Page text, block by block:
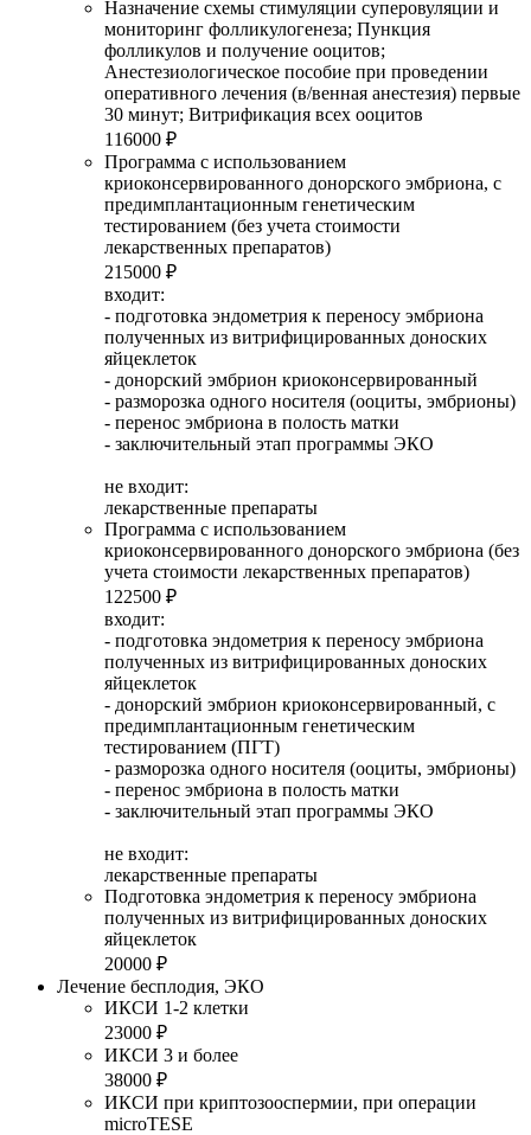
Назначение схемы стимуляции суперовуляции и
мониторинг фолликулогенеза; Пункция
фолликулов и получение ооцитов;
Анестезиологическое пособие при проведении
оперативного лечения (в/венная анестезия) первые
30 минут; Витрификация всех ооцитов
116000 ₽
Программа с использованием
криоконсервированного донорского эмбриона, с
предимплантационным генетическим
тестированием (без учета стоимости
лекарственных препаратов)
215000 ₽
входит:
- подготовка эндометрия к переносу эмбриона
полученных из витрифицированных доноских
яйцеклеток
- донорский эмбрион криоконсервированный
- разморозка одного носителя (ооциты, эмбрионы)
- перенос эмбриона в полость матки
- заключительный этап программы ЭКО
не входит:
лекарственные препараты
Программа с использованием
криоконсервированного донорского эмбриона (без
учета стоимости лекарственных препаратов)
122500 ₽
входит:
- подготовка эндометрия к переносу эмбриона
полученных из витрифицированных доноских
яйцеклеток
- донорский эмбрион криоконсервированный, с
предимплантационным генетическим
тестированием (ПГТ)
- разморозка одного носителя (ооциты, эмбрионы)
- перенос эмбриона в полость матки
- заключительный этап программы ЭКО
не входит:
лекарственные препараты
Подготовка эндометрия к переносу эмбриона
полученных из витрифицированных доноских
яйцеклеток
20000 ₽
Лечение бесплодия, ЭКО
ИКСИ 1-2 клетки
23000 ₽
ИКСИ 3 и более
38000 ₽
ИКСИ при криптозооспермии, при операции
microTESE